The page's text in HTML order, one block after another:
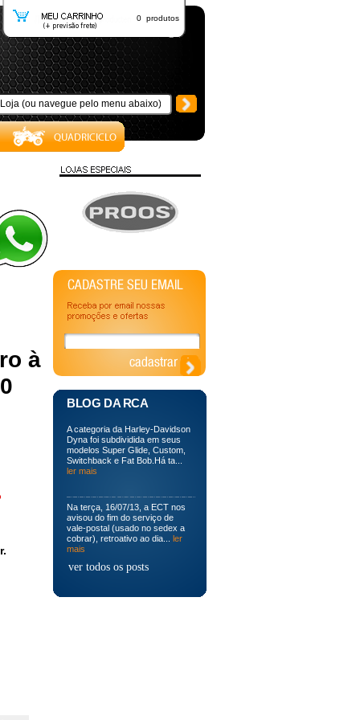
0 produtos
à
BLOG DA RCA
A categoria da Harley-Davidson
Dyna foi subdividida em seus
modelos Super Glide, Custom,
Switchback e Fat Bob.Há ta...
ler mais
Na terça, 16/07/13, a ECT nos
avisou do fim do serviço de
vale-postal (usado no sedex a
cobrar), retroativo ao dia... ler
mais
ver todos os posts